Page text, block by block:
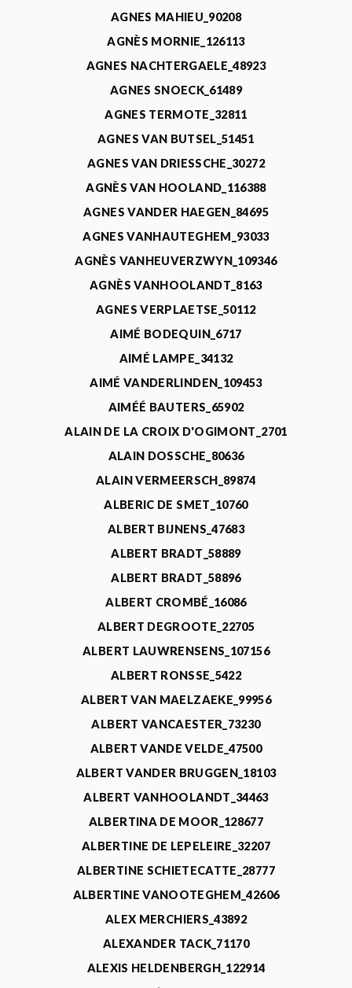
AGNES MAHIEU_90208
AGNÈS MORNIE_126113
AGNES NACHTERGAELE_48923
AGNES SNOECK_61489
AGNES TERMOTE_32811
AGNES VAN BUTSEL_51451
AGNES VAN DRIESSCHE_30272
AGNÈS VAN HOOLAND_116388
AGNES VANDER HAEGEN_84695
AGNES VANHAUTEGHEM_93033
AGNÈS VANHEUVERZWYN_109346
AGNÈS VANHOOLANDT_8163
AGNES VERPLAETSE_50112
AIMÉ BODEQUIN_6717
AIMÉ LAMPE_34132
AIMÉ VANDERLINDEN_109453
AIMÉÉ BAUTERS_65902
ALAIN DE LA CROIX D'OGIMONT_2701
ALAIN DOSSCHE_80636
ALAIN VERMEERSCH_89874
ALBERIC DE SMET_10760
ALBERT BIJNENS_47683
ALBERT BRADT_58889
ALBERT BRADT_58896
ALBERT CROMBÉ_16086
ALBERT DEGROOTE_22705
ALBERT LAUWRENSENS_107156
ALBERT RONSSE_5422
ALBERT VAN MAELZAEKE_99956
ALBERT VANCAESTER_73230
ALBERT VANDE VELDE_47500
ALBERT VANDER BRUGGEN_18103
ALBERT VANHOOLANDT_34463
ALBERTINA DE MOOR_128677
ALBERTINE DE LEPELEIRE_32207
ALBERTINE SCHIETECATTE_28777
ALBERTINE VANOOTEGHEM_42606
ALEX MERCHIERS_43892
ALEXANDER TACK_71170
ALEXIS HELDENBERGH_122914